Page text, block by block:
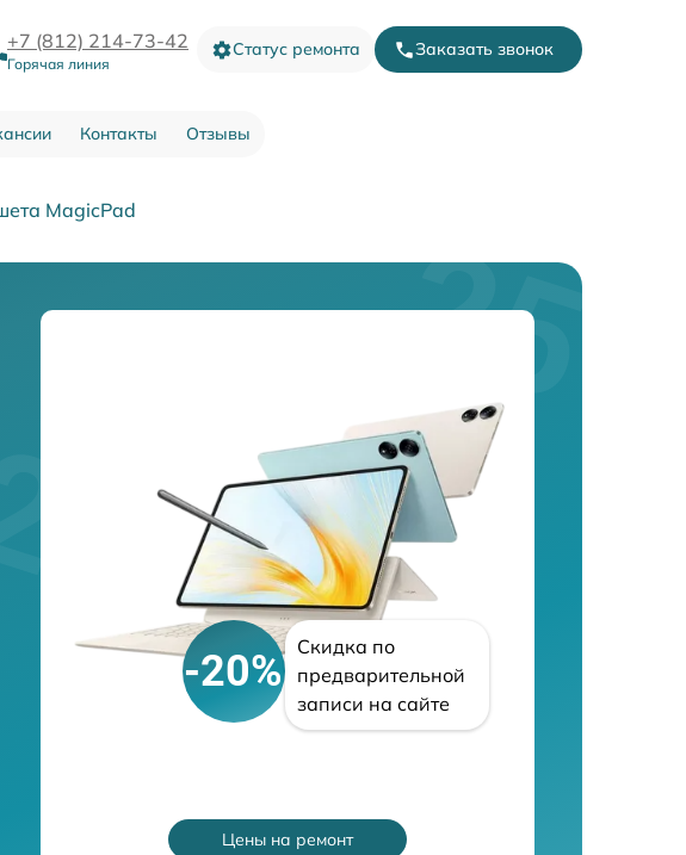
+7 (812) 214-73-42
Горячая линия
Статус ремонта Заказать звонок
Контакты Отзывы
MagicPad
-20%
Скидка по
предварительной
записи на сайте
Цены на ремонт